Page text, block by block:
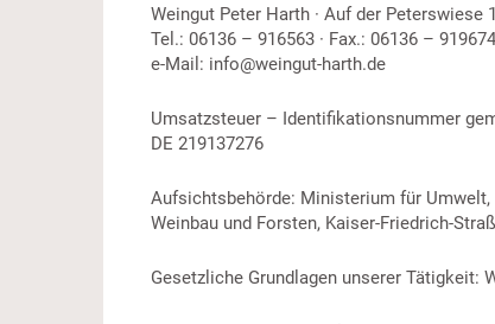
Weingut Peter Harth · Auf der Peterswiese
Tel.: 06136 – 916563 · Fax.: 06136 – 919674
e-Mail: info@weingut-harth.de
Umsatzsteuer – Identifikationsnummer
DE 219137276
Aufsichtsbehörde: Ministerium für Umwelt,
Weinbau und Forsten, Kaiser-Friedrich-
Gesetzliche Grundlagen unserer Tätigkeit: